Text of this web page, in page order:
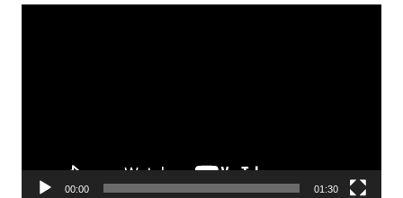
Odtwarzacz
00:00 01:30